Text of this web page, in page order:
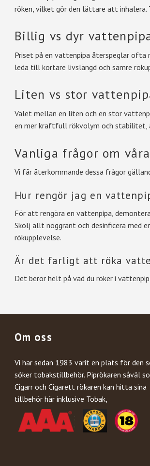
röken, vilket gör den lättare att
Billig vs dyr
Priset på en vattenpipa återspeglar
leda till kortare livslängd och sämre
Liten vs stor
Valet mellan en liten och en stor
en mer kraftfull rökvolym och
Vanliga frågor om
Vi får återkommande dessa frågor
Hur rengör jag en
För att rengöra en vattenpipa,
Skölj allt noggrant och desinficera med
rökupplevelse.
Är det farligt att röka
Det beror helt på vad du röker i
Om oss
Vi har sedan 1983 varit en plats för den
söker tobakstillbehör. Piprökaren såväl
Cigarr och Cigarett rökaren kan hitta sina
tillbehör här inklusive Tobak,